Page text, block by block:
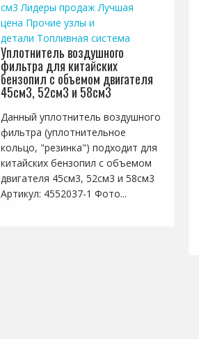
см3 Лидеры продаж Лучшая
цена Прочие узлы и
детали Топливная система
Уплотнитель воздушного
фильтра для китайских
бензопил с объемом двигателя
45см3, 52см3 и 58см3
Данный уплотнитель воздушного
фильтра (уплотнительное
кольцо, "резинка") подходит для
китайских бензопил с объемом
двигателя 45см3, 52см3 и 58см3
Артикул: 4552037-1 Фото...